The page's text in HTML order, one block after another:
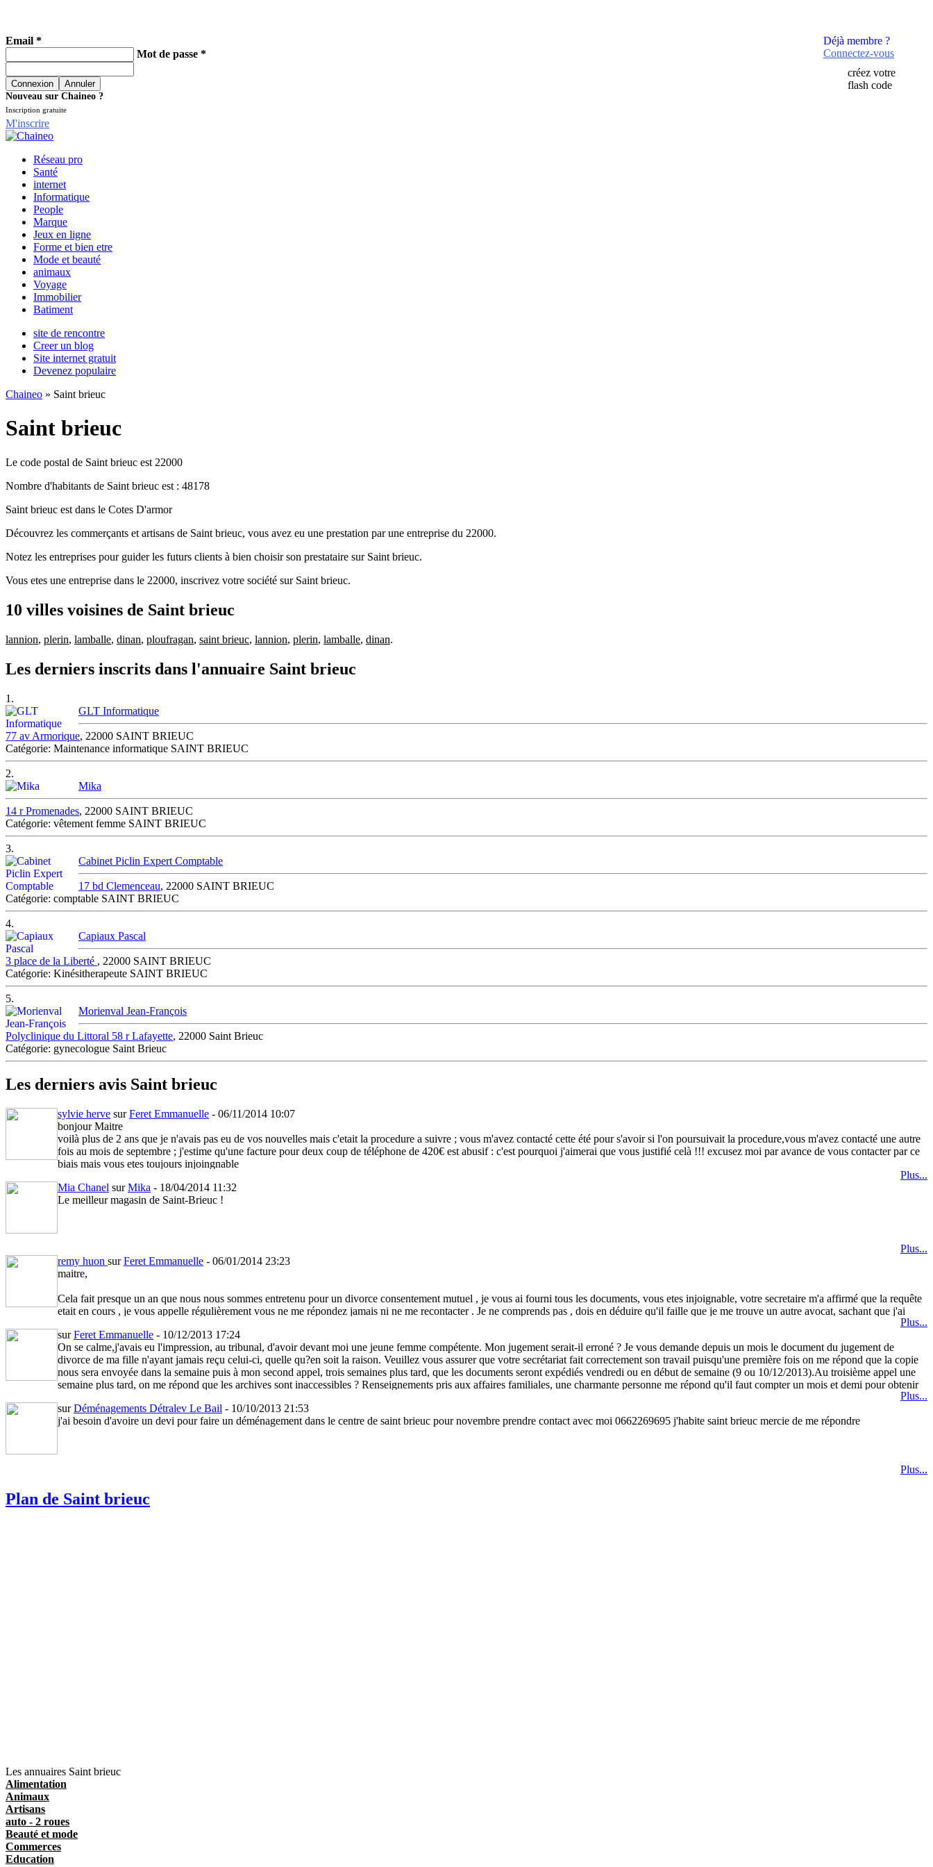
Déjà membre ?
Connectez-vous
créez votre
flash code
Email *
Mot de passe *
Nouveau sur Chaineo ?
Inscription gratuite
M'inscrire
Réseau pro
Santé
internet
Informatique
People
Marque
Jeux en ligne
Forme et bien etre
Mode et beauté
animaux
Voyage
Immobilier
Batiment
site de rencontre
Creer un blog
Site internet gratuit
Devenez populaire
Chaineo » Saint brieuc
Saint brieuc
Le code postal de Saint brieuc est 22000
Nombre d'habitants de Saint brieuc est : 48178
Saint brieuc est dans le Cotes D'armor
Découvrez les commerçants et artisans de Saint brieuc, vous avez eu une prestation par une entreprise du 22000.
Notez les entreprises pour guider les futurs clients à bien choisir son prestataire sur Saint brieuc.
Vous etes une entreprise dans le 22000, inscrivez votre société sur Saint brieuc.
10 villes voisines de Saint brieuc
lannion, plerin, lamballe, dinan, ploufragan, saint brieuc, lannion, plerin, lamballe, dinan.
Les derniers inscrits dans l'annuaire Saint brieuc
1.
GLT Informatique
77 av Armorique, 22000 SAINT BRIEUC
Catégorie: Maintenance informatique SAINT BRIEUC
2.
Mika
14 r Promenades, 22000 SAINT BRIEUC
Catégorie: vêtement femme SAINT BRIEUC
3.
Cabinet Piclin Expert Comptable
17 bd Clemenceau, 22000 SAINT BRIEUC
Catégorie: comptable SAINT BRIEUC
4.
Capiaux Pascal
3 place de la Liberté , 22000 SAINT BRIEUC
Catégorie: Kinésitherapeute SAINT BRIEUC
5.
Morienval Jean-François
Polyclinique du Littoral 58 r Lafayette, 22000 Saint Brieuc
Catégorie: gynecologue Saint Brieuc
Les derniers avis Saint brieuc
sylvie herve surFeret Emmanuelle - 06/11/2014 10:07
bonjour Maitre
voilà plus de 2 ans que je n'avais pas eu de vos nouvelles mais c'etait la procedure a suivre ; vous m'avez contacté cette été pour s'avoir si l'on poursuivait la procedure,vous m'avez contacté une autre
fois au mois de septembre ; j'estime qu'une facture pour deux coup de téléphone de 420€ est abusif : c'est pourquoi j'aimerai que vous justifié celà !!! excusez moi par avance de vous contacter par ce
biais mais vous etes toujours injoingnable
Plus...
Mia Chanel surMika - 18/04/2014 11:32
Le meilleur magasin de Saint-Brieuc !
Plus...
remy huon surFeret Emmanuelle - 06/01/2014 23:23
maitre,
Cela fait presque un an que nous nous sommes entretenu pour un divorce consentement mutuel , je vous ai fourni tous les documents, vous etes injoignable, votre secretaire m'a affirmé que la requête
etait en cours , je vous appelle régulièrement vous ne me répondez jamais ni ne me recontacter . Je ne comprends pas , dois en déduire qu'il faille que je me trouve un autre avocat, sachant que j'ai
Plus...
surFeret Emmanuelle - 10/12/2013 17:24
On se calme,j'avais eu l'impression, au tribunal, d'avoir devant moi une jeune femme compétente. Mon jugement serait-il erroné ? Je vous demande depuis un mois le document du jugement de
divorce de ma fille n'ayant jamais reçu celui-ci, quelle qu?en soit la raison. Veuillez vous assurer que votre secrétariat fait correctement son travail puisqu'une première fois on me répond que la copie
nous sera envoyée dans la semaine puis à mon second appel, trois semaines plus tard, que les documents seront expédiés vendredi ou en début de semaine (9 ou 10/12/2013).Au troisième appel une
semaine plus tard, on me répond que les archives sont inaccessibles ? Renseignements pris aux affaires familiales, une charmante personne me répond qu'il faut compter un mois et demi pour obtenir
ces documents mais que les avocats l'obtiennent de suite. Vous ne pensez pas que j'ai le droit de croire que quelqu'un se moque de moi ? Je souhaite, pour résoudre rapidement ce malentendu que vous
répondiez favorablement à ma requête ce qui est mon droit et que votre cabinet garde un bonne image de lui-même.Ce serait préjudiciable pour tous que nous soyons en désaccord.Veuillez agréer mes
salutations.
Plus...
surDéménagements Détralev Le Bail - 10/10/2013 21:53
j'ai besoin d'avoire un devi pour faire un déménagement dans le centre de saint brieuc pour novembre prendre contact avec moi 0662269695 j'habite saint brieuc mercie de me répondre
Plus...
Plan de Saint brieuc
Les annuaires Saint brieuc
Alimentation
Animaux
Artisans
auto - 2 roues
Beauté et mode
Commerces
Education